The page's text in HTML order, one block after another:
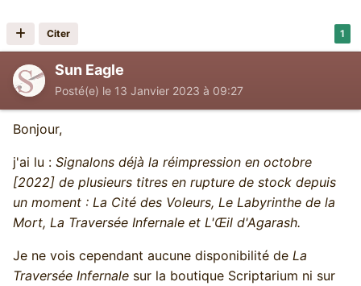
1
Citer
Sun Eagle
Posté(e) le 13 Janvier 2023 à 09:27
Bonjour,
j'ai lu : Signalons déjà la réimpression en octobre
[2022] de plusieurs titres en rupture de stock depuis
un moment : La Cité des Voleurs, Le Labyrinthe de la
Mort, La Traversée Infernale et L'Œil d'Agarash.
Je ne vois cependant aucune disponibilité de La
Traversée Infernale sur la boutique Scriptarium ni sur